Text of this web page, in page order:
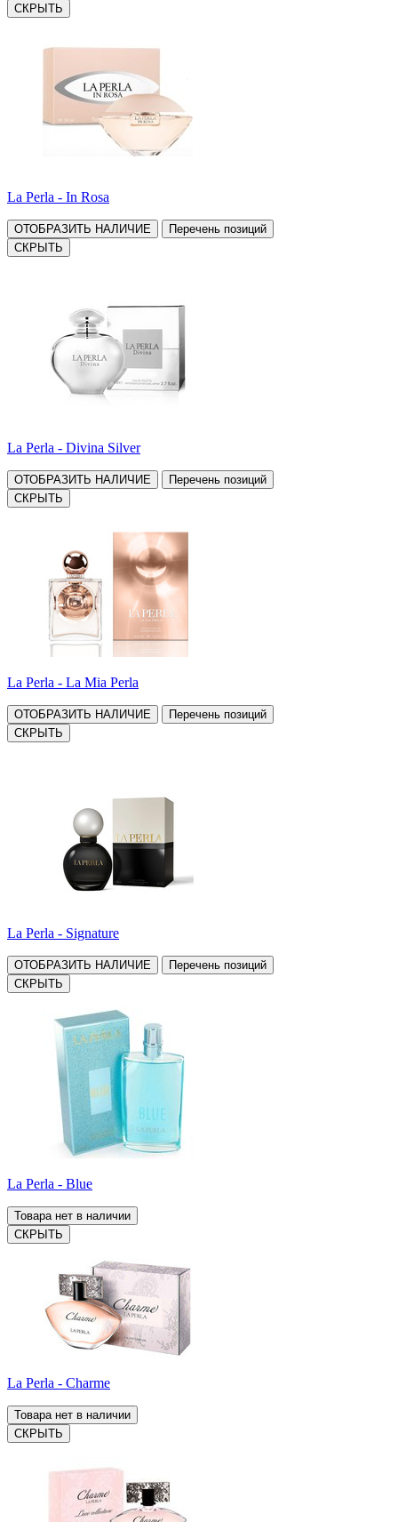
СКРЫТЬ
La Perla - In Rosa
ОТОБРАЗИТЬ НАЛИЧИЕ
Перечень позиций
СКРЫТЬ
La Perla - Divina Silver
ОТОБРАЗИТЬ НАЛИЧИЕ
Перечень позиций
СКРЫТЬ
La Perla - La Mia Perla
ОТОБРАЗИТЬ НАЛИЧИЕ
Перечень позиций
СКРЫТЬ
La Perla - Signature
ОТОБРАЗИТЬ НАЛИЧИЕ
Перечень позиций
СКРЫТЬ
La Perla - Blue
Товара нет в наличии
СКРЫТЬ
La Perla - Charme
Товара нет в наличии
СКРЫТЬ